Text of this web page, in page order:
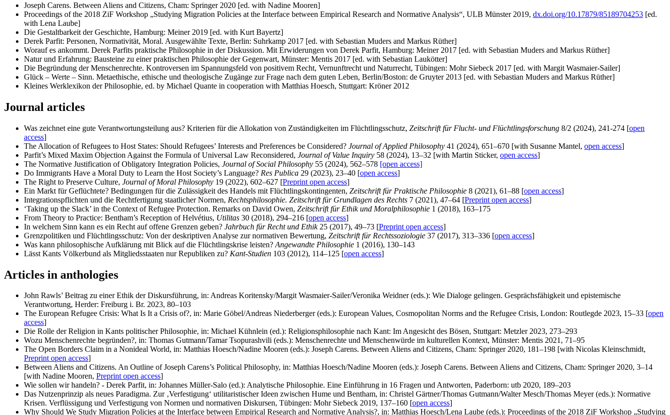
Joseph Carens. Between Aliens and Citizens, Cham: Springer 2020 [ed. with Nadine Mooren]
Proceedings of the 2018 ZiF Workshop „Studying Migration Policies at the Interface between Empirical Research and Normative Analysis“, ULB Münster 2019, dx.doi.org/10.17879/85189704253 [ed.
with Lena Laube]
Die Gestaltbarkeit der Geschichte, Hamburg: Meiner 2019 [ed. with Kurt Bayertz]
Derek Parfit: Personen, Normativität, Moral. Ausgewählte Texte, Berlin: Suhrkamp 2017 [ed. with Sebastian Muders and Markus Rüther]
Worauf es ankommt. Derek Parfits praktische Philosophie in der Diskussion. Mit Erwiderungen von Derek Parfit, Hamburg: Meiner 2017 [ed. with Sebastian Muders and Markus Rüther]
Natur und Erfahrung: Bausteine zu einer praktischen Philosophie der Gegenwart, Münster: Mentis 2017 [ed. with Sebastian Laukötter]
Die Begründung der Menschenrechte. Kontroversen im Spannungsfeld von positivem Recht, Vernunftrecht und Naturrecht, Tübingen: Mohr Siebeck 2017 [ed. with Margit Wasmaier-Sailer]
Glück – Werte – Sinn. Metaethische, ethische und theologische Zugänge zur Frage nach dem guten Leben, Berlin/Boston: de Gruyter 2013 [ed. with Sebastian Muders and Markus Rüther]
Kleines Werklexikon der Philosophie, ed. by Michael Quante in cooperation with Matthias Hoesch, Stuttgart: Kröner 2012
Journal articles
Was zeichnet eine gute Verantwortungsteilung aus? Kriterien für die Allokation von Zuständigkeiten im Flüchtlingsschutz, Zeitschrift für Flucht- und Flüchtlingsforschung 8/2 (2024), 241-274 [open
access]
The Allocation of Refugees to Host States: Should Refugees’ Interests and Preferences be Considered? Journal of Applied Philosophy 41 (2024), 651–670 [with Susanne Mantel, open access]
Parfit’s Mixed Maxim Objection Against the Formula of Universal Law Reconsidered, Journal of Value Inquiry 58 (2024), 13–32 [with Martin Sticker, open access]
The Normative Justification of Obligatory Integration Policies, Journal of Social Philosophy 55 (2024), 562–578 [open access]
Do Immigrants Have a Moral Duty to Learn the Host Society’s Language? Res Publica 29 (2023), 23–40 [open access]
The Right to Preserve Culture, Journal of Moral Philosophy 19 (2022), 602–627 [Preprint open access]
Ein Markt für Geflüchtete? Bedingungen für die Zulässigkeit des Handels mit Flüchtlingskontingenten, Zeitschrift für Praktische Philosophie 8 (2021), 61–88 [open access]
Integrationspflichten und die Rechtfertigung staatlicher Normen, Rechtsphilosophie. Zeitschrift für Grundlagen des Rechts 7 (2021), 47–64 [Preprint open access]
‘Taking up the Slack’ in the Context of Refugee Protection. Remarks on David Owen, Zeitschrift für Ethik und Moralphilosophie 1 (2018), 163–175
From Theory to Practice: Bentham’s Reception of Helvétius, Utilitas 30 (2018), 294–216 [open access]
In welchem Sinn kann es ein Recht auf offene Grenzen geben? Jahrbuch für Recht und Ethik25 (2017), 49–73 [Preprint open access]
Grenzpolitiken und Flüchtlingsschutz: Von der deskriptiven Analyse zur normativen Bewertung, Zeitschrift für Rechtssoziologie 37 (2017), 313–336 [open access]
Was kann philosophische Aufklärung mit Blick auf die Flüchtlingskrise leisten? Angewandte Philosophie 1 (2016), 130–143
Lässt Kants Völkerbund als Mitgliedsstaaten nur Republiken zu? Kant-Studien 103 (2012), 114–125 [open access]
Articles in anthologies
John Rawls’ Beitrag zu einer Ethik der Diskursführung, in: Andreas Koritensky/Margit Wasmaier-Sailer/Veronika Weidner (eds.): Wie Dialoge gelingen. Gesprächsfähigkeit und epistemische
Verantwortung, Herder: Freiburg i. Br. 2023, 80–103
The European Refugee Crisis: What Is It a Crisis of?, in: Marie Göbel/Andreas Niederberger (eds.): European Values, Cosmopolitan Norms and the Refugee Crisis, London: Routlegde 2023, 15–33 [open
access]
Die Rolle der Religion in Kants politischer Philosophie, in: Michael Kühnlein (ed.): Religionsphilosophie nach Kant: Im Angesicht des Bösen, Stuttgart: Metzler 2023, 273–293
Wozu Menschenrechte begründen?, in: Thomas Gutmann/Tamar Tsopurashvili (eds.): Menschenrechte und Menschenwürde im kulturellen Kontext, Münster: Mentis 2021, 71–95
The Open Borders Claim in a Nonideal World, in: Matthias Hoesch/Nadine Mooren (eds.): Joseph Carens. Between Aliens and Citizens, Cham: Springer 2020, 181–198 [with Nicolas Kleinschmidt,
Preprint open access]
Between Aliens and Citizens. An Outline of Joseph Carens’s Political Philosophy, in: Matthias Hoesch/Nadine Mooren (eds.): Joseph Carens. Between Aliens and Citizens, Cham: Springer 2020, 3–14
[with Nadine Mooren, Preprint open access]
Wie sollen wir handeln? - Derek Parfit, in: Johannes Müller-Salo (ed.): Analytische Philosophie. Eine Einführung in 16 Fragen und Antworten, Paderborn: utb 2020, 189–203
Das Nutzenprinzip als neues Paradigma. Zur ‚Verfestigung‘ utilitaristischer Ideen zwischen Hume und Bentham, in: Christel Gärtner/Thomas Gutmann/Walter Mesch/Thomas Meyer (eds.): Normative
Krisen. Verflüssigung und Verfestigung von Normen und normativen Diskursen, Tübingen: Mohr Siebeck 2019, 137–160 [open access]
Why Should We Study Migration Policies at the Interface between Empirical Research and Normative Analysis?, in: Matthias Hoesch/Lena Laube (eds.): Proceedings of the 2018 ZiF Workshop „Studying